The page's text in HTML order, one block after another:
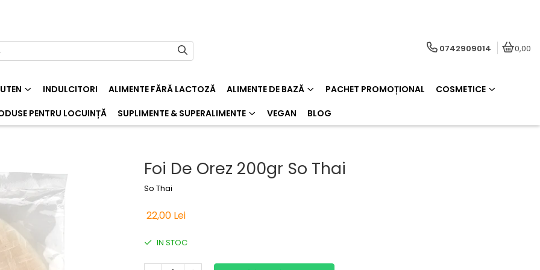
0742909014 0,00
INDULCITORI ALIMENTE FĂRĂ LACTOZĂ ALIMENTE DE BAZĂ PACHET PROMOȚIONAL
COSMETICE
PENTRU LOCUINȚĂ SUPLIMENTE & SUPERALIMENTE VEGAN BLOG
Foi De Orez 200gr So Thai
So Thai
22,00 Lei
IN STOC